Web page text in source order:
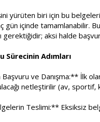
yürüten biri için bu
gün içinde tamamlanabilir.
gerektiğidir; aksi halde
Sürecinin Adımları
ve Danışma:** İlk
netleştirilir (av, sportif,
Teslimi:** Eksiksiz